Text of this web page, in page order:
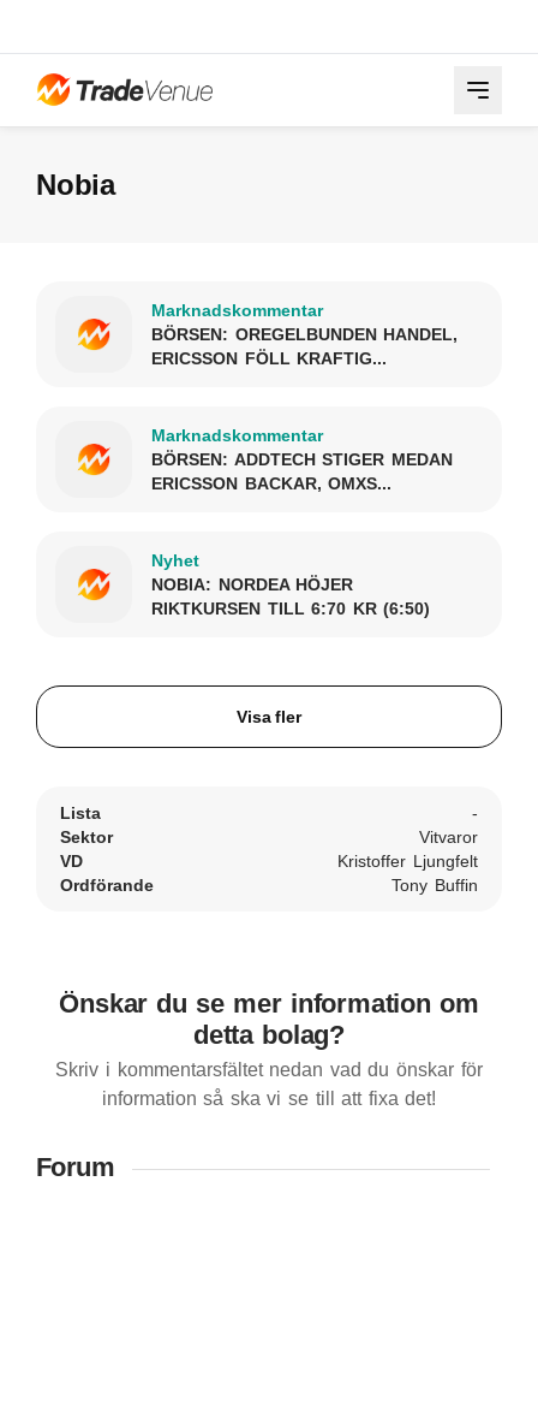
Nobia
Marknadskommentar
BÖRSEN: OREGELBUNDEN HANDEL,
ERICSSON FÖLL KRAFTIG...
Marknadskommentar
BÖRSEN: ADDTECH STIGER MEDAN
ERICSSON BACKAR, OMXS...
Nyhet
NOBIA: NORDEA HÖJER
RIKTKURSEN TILL 6:70 KR (6:50)
Visa fler
Lista
-
Sektor
Vitvaror
VD
Kristoffer Ljungfelt
Ordförande
Tony Buffin
Önskar du se mer information om
detta bolag?
Skriv i kommentarsfältet nedan vad du önskar för
information så ska vi se till att fixa det!
Forum